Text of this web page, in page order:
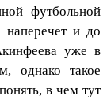
футбольной
наперечет и до
уже в
однако такое
в чем тут